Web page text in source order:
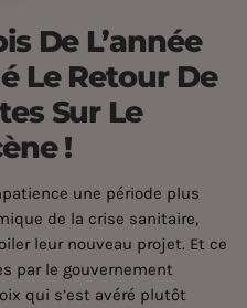
De L’année
Le Retour De
Sur Le
!
une période plus
de la crise sanitaire,
leur nouveau projet. Et ce
par le gouvernement
qui s’est avéré plutôt